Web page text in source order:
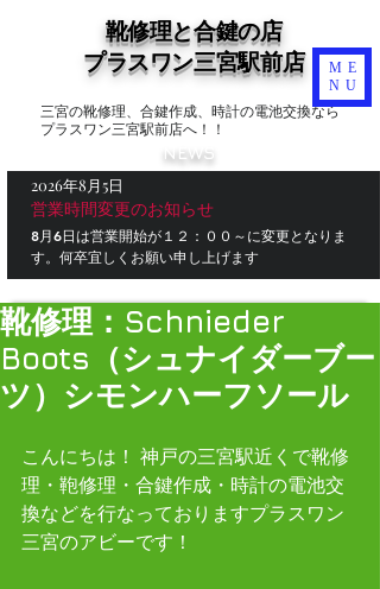
三宮の靴修理、合鍵作成、時計の電池交換なら
プラスワン三宮駅前店へ！！
NEWS
2026年8月5日
営業時間変更のお知らせ
8月6日は営業開始が１２：００～に変更となりま
す。何卒宜しくお願い申し上げます
靴修理と合鍵の店
​プラスワン三宮駅前店
ME
NU
靴修理：Schnieder
Boots（シュナイダーブー
ツ）シモンハーフソール
こんにちは！ 神戸の三宮駅近くで靴修
理・鞄修理・合鍵作成・時計の電池交
換などを行なっておりますプラスワン
三宮のアビーです！